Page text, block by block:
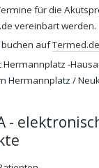
für die
vereinbart werden.
buchen aufTermed.de
-
Hermannplatz /
-